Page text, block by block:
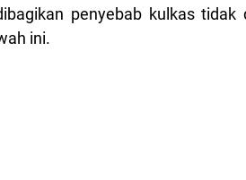
penyebab kulkas
ini.